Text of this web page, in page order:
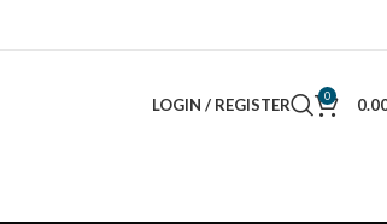
LOGIN / REGISTER 0